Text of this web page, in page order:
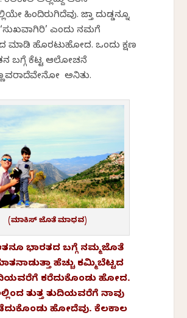
ಹಿಂದಿರುಗಿದೆವು. ಜಾಸ್ತಿ ದುಡ್ಡನ್ನೂ
‘ಸುಖವಾಗಿರಿ’ ಎಂದು ನಮಗೆ
ಮಾಡಿ ಹೊರಟುಹೋದ. ಒಂದು ಕ್ಷಣ
ಬಗ್ಗೆ ಕೆಟ್ಟ ಆಲೋಚನೆ
ಅನಿಸಿತು.
(ಮಾಕಿಸ್ ಜೊತೆ ಮಾಧವ)
ಭಾರತದ ಬಗ್ಗೆ ನಮ್ಮ ಜೊತೆ
ಹೆಚ್ಚು ಕಮ್ಮಿ ಬೆಟ್ಟದ
ಕರೆದುಕೊಂಡು ಹೋದ.
ತುತ್ತ ತುದಿಯವರೆಗೆ ನಾವು
ಹೋದೆವು. ಕೆಲಕಾಲ